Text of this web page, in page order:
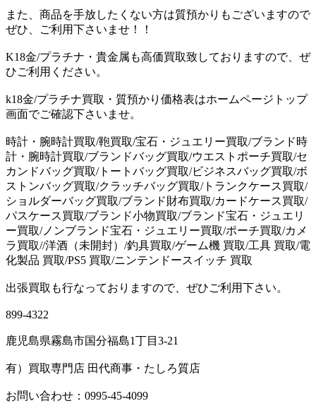
また、商品を手放したくない方は質預かりもございますので
ぜひ、ご利用下さいませ！！
K18金/プラチナ・貴金属も高価買取致しておりますので、ぜ
ひご利用ください。
k18金/プラチナ買取・質預かり価格表はホームページトップ
画面でご確認下さいませ。
時計・腕時計買取/鞄買取/宝石・ジュエリー買取/ブランド時
計・腕時計買取/ブランドバッグ買取/ウエストポーチ買取/セ
カンドバッグ買取/トートバッグ買取/ビジネスバッグ買取/ボ
ストンバッグ買取/クラッチバッグ買取/トランクケース買取/
ショルダーバッグ買取/ブランド財布買取/カードケース買取/
パスケース買取/ブランド小物買取/ブランド宝石・ジュエリ
ー買取/ノンブランド宝石・ジュエリー買取/ポーチ買取/カメ
ラ買取//洋酒（未開封）/釣具買取/ゲーム機 買取/工具 買取/電
化製品 買取/PS5 買取/ニンテンドースイッチ 買取
出張買取も行なっておりますので、ぜひご利用下さい。
899-4322
鹿児島県霧島市国分福島1丁目3-21
有）買取専門店 田代商事・たしろ質店
お問い合わせ：0995-45-4099